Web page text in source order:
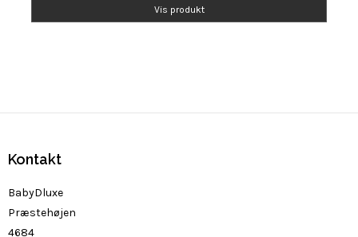
Vis produkt
Kontakt
BabyDluxe
Præstehøjen
4684